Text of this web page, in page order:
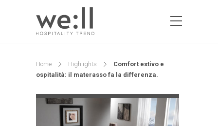
Home Highlights
Comfort estivo e
ospitalità: il materasso fa la differenza.